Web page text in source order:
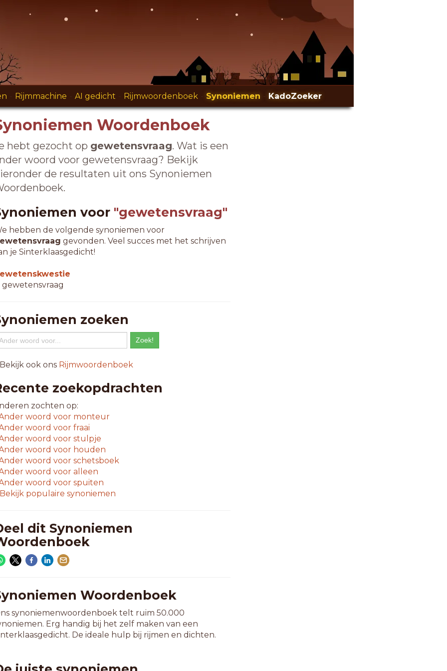
Rijmmachine AI gedicht Rijmwoordenboek Synoniemen KadoZoeker
Woordenboek
hebt gezocht op gewetensvraag. Wat is een
woord voor gewetensvraag? Bekijk
de resultaten uit ons Synoniemen
voor "gewetensvraag"
hebben de volgende synoniemen voor
gevonden. Veel succes met het schrijven
je Sinterklaasgedicht!
gewetensvraag
zoeken
ook ons Rijmwoordenboek
zoekopdrachten
zochten op:
woord voormonteur
woord voorfraai
woord voorstulpje
woord voorhouden
woord voorschetsboek
woord vooralleen
woord voorspuiten
Bekijk populaire synoniemen
dit Synoniemen
Woordenboek
synoniemenwoordenboek telt ruim 50.000
Erg handig bij het zelf maken van een
De ideale hulp bij rijmen en dichten.